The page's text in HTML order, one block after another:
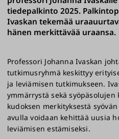
tiedepalkinto 2025.
Ivaskan tekemää
hänen merkittävää uraansa.
Professori Johanna Ivaskan
tutkimusryhmä keskittyy
ja leviämisen tutkimukseen.
ymmärrystä sekä
kudoksen merkityksestä
avulla voidaan kehittää uusia
leviämisen estämiseksi.